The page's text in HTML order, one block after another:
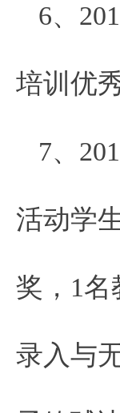
6、
培训优
7、
活动学
奖，1
录入与